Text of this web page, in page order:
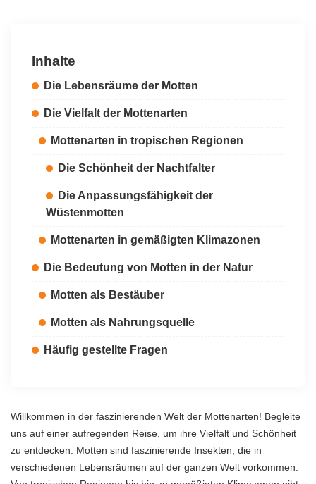
Inhalte
Die Lebensräume der Motten
Die Vielfalt der Mottenarten
Mottenarten in tropischen Regionen
Die Schönheit der Nachtfalter
Die Anpassungsfähigkeit der
Wüstenmotten
Mottenarten in gemäßigten Klimazonen
Die Bedeutung von Motten in der Natur
Motten als Bestäuber
Motten als Nahrungsquelle
Häufig gestellte Fragen
Willkommen in der faszinierenden Welt der Mottenarten! Begleite
uns auf einer aufregenden Reise, um ihre Vielfalt und Schönheit
zu entdecken. Motten sind faszinierende Insekten, die in
verschiedenen Lebensräumen auf der ganzen Welt vorkommen.